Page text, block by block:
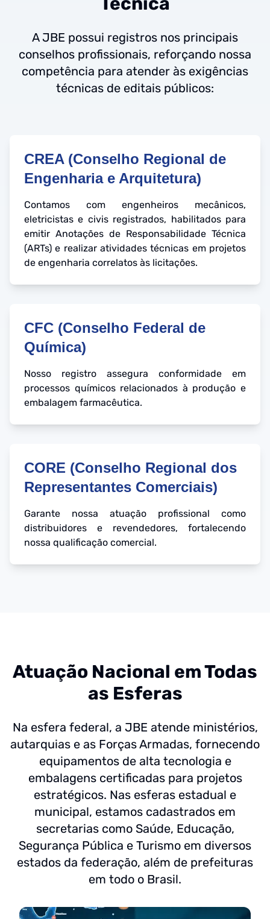
A JBE possui registros nos principais
conselhos profissionais, reforçando nossa
competência para atender às exigências
técnicas de editais públicos:
CREA (Conselho Regional de
Engenharia e Arquitetura)
Contamos com engenheiros mecânicos,
eletricistas e civis registrados, habilitados para
emitir Anotações de Responsabilidade Técnica
(ARTs) e realizar atividades técnicas em projetos
de engenharia correlatos às licitações.
CFC (Conselho Federal de
Química)
Nosso registro assegura conformidade em
processos químicos relacionados à produção e
embalagem farmacêutica.
CORE (Conselho Regional dos
Representantes Comerciais)
Garante nossa atuação profissional como
distribuidores e revendedores, fortalecendo
nossa qualificação comercial.
Atuação Nacional em Todas
as Esferas
Na esfera federal, a JBE atende ministérios,
autarquias e as Forças Armadas, fornecendo
equipamentos de alta tecnologia e
embalagens certificadas para projetos
estratégicos. Nas esferas estadual e
municipal, estamos cadastrados em
secretarias como Saúde, Educação,
Segurança Pública e Turismo em diversos
estados da federação, além de prefeituras
em todo o Brasil.